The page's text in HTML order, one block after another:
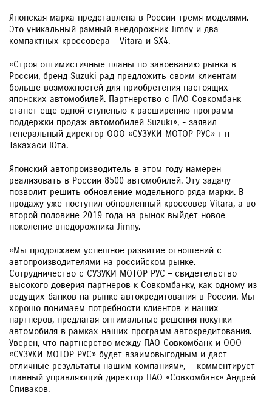
Японская марка представлена в России тремя моделями.
Это уникальный рамный внедорожник Jimny и два
компактных кроссовера – Vitara и SX4.
«Строя оптимистичные планы по завоеванию рынка в
России, бренд Suzuki рад предложить своим клиентам
больше возможностей для приобретения настоящих
японских автомобилей. Партнерство с ПАО Совкомбанк
станет еще одной ступенью к расширению программ
поддержки продаж автомобилей Suzuki», - заявил
генеральный директор ООО «СУЗУКИ МОТОР РУС» г-н
Такахаси Юта.
Японский автопроизводитель в этом году намерен
реализовать в России 8500 автомобилей. Эту задачу
позволит решить обновление модельного ряда марки. В
продажу уже поступил обновленный кроссовер Vitara, а во
второй половине 2019 года на рынок выйдет новое
поколение внедорожника Jimny.
«Мы продолжаем успешное развитие отношений с
автопроизводителями на российском рынке.
Сотрудничество с СУЗУКИ МОТОР РУС – свидетельство
высокого доверия партнеров к Совкомбанку, как одному из
ведущих банков на рынке автокредитования в России. Мы
хорошо понимаем потребности клиентов и наших
партнеров, предлагая оптимальные решения покупки
автомобиля в рамках наших программ автокредитования.
Уверен, что партнерство между ПАО Совкомбанк и ООО
«СУЗУКИ МОТОР РУС» будет взаимовыгодным и даст
отличные результаты нашим компаниям», — комментирует
главный управляющий директор ПАО «Совкомбанк» Андрей
Спиваков.